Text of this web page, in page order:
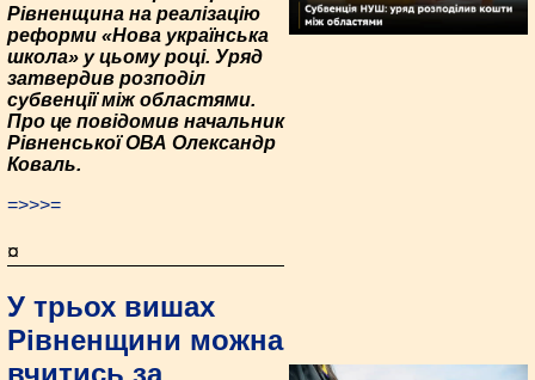
Рівненщина на реалізацію
реформи «Нова українська
школа» у цьому році. Уряд
затвердив розподіл
субвенції між областями.
Про це повідомив начальник
Рівненської ОВА Олександр
Коваль.
=>>>=
¤
У трьох вишах
Рівненщини можна